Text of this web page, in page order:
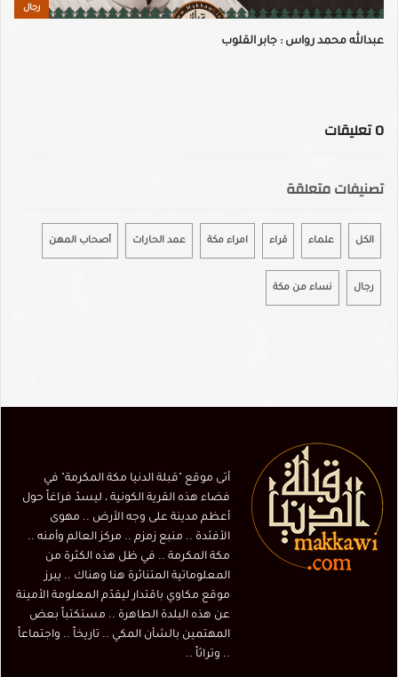
رجال
عبدالله محمد رواس : جابر القلوب
0تعليقات
تصنيفات متعلقة
الكل علماء قراء امراء مكة عمد الحارات أصحاب المهن
رجال نساء من مكة
أتى موقع "قبلة الدنيا مكة المكرمة" في
فضاء هذه القرية الكونية ، ليسدّ فراغاً حول
أعظم مدينة على وجه الأرض .. مهوى
الأفئدة .. منبع زمزم .. مركز العالم وأمنه ..
مكة المكرمة .. في ظل هذه الكثرة من
المعلوماتية المتناثرة هنا وهناك .. يبرز
موقع مكاوي باقتدار ليقدّم المعلومة الأمينة
عن هذه البلدة الطاهرة .. مستكتباً بعض
المهتمين بالشأن المكي .. تاريخاً .. واجتماعاً
.. وتراثاً ..